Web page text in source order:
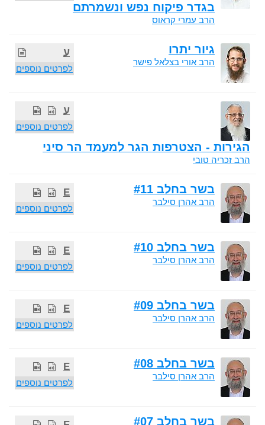
בגדר פיקוח נפש ונשמרתם
הרב עמרי קראוס
ע
לפרטים נוספים
גיור יתרו
הרב אורי בצלאל פישר
ע
לפרטים נוספים
הגירות - הצטרפות הגר למעמד הר סיני
הרב זכריה טובי
E
לפרטים נוספים
בשר בחלב #11
הרב אהרן סילבר
E
לפרטים נוספים
בשר בחלב #10
הרב אהרן סילבר
E
לפרטים נוספים
בשר בחלב #09
הרב אהרן סילבר
E
לפרטים נוספים
בשר בחלב #08
הרב אהרן סילבר
בשר בחלב #07